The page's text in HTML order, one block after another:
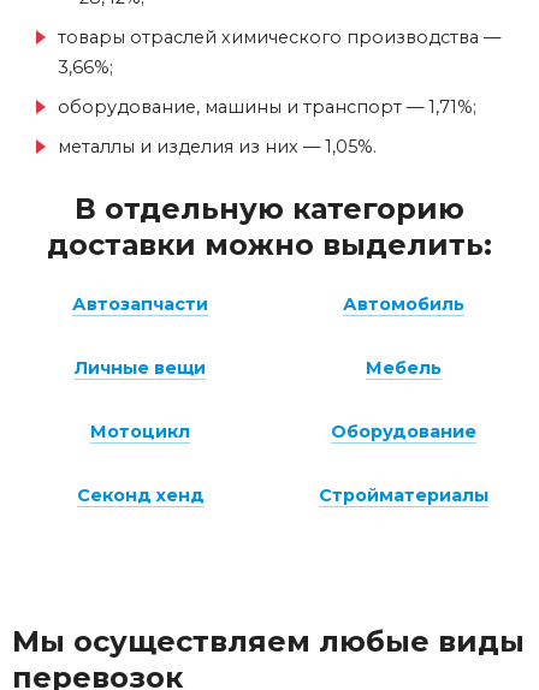
Мы осуществляем любые виды
перевозок
товары отраслей химического производства —
3,66%;
оборудование, машины и транспорт — 1,71%;
металлы и изделия из них — 1,05%.
В отдельную категорию
доставки можно выделить:
Автозапчасти Автомобиль
Личные вещи Мебель
Мотоцикл Оборудование
Секонд хенд Стройматериалы